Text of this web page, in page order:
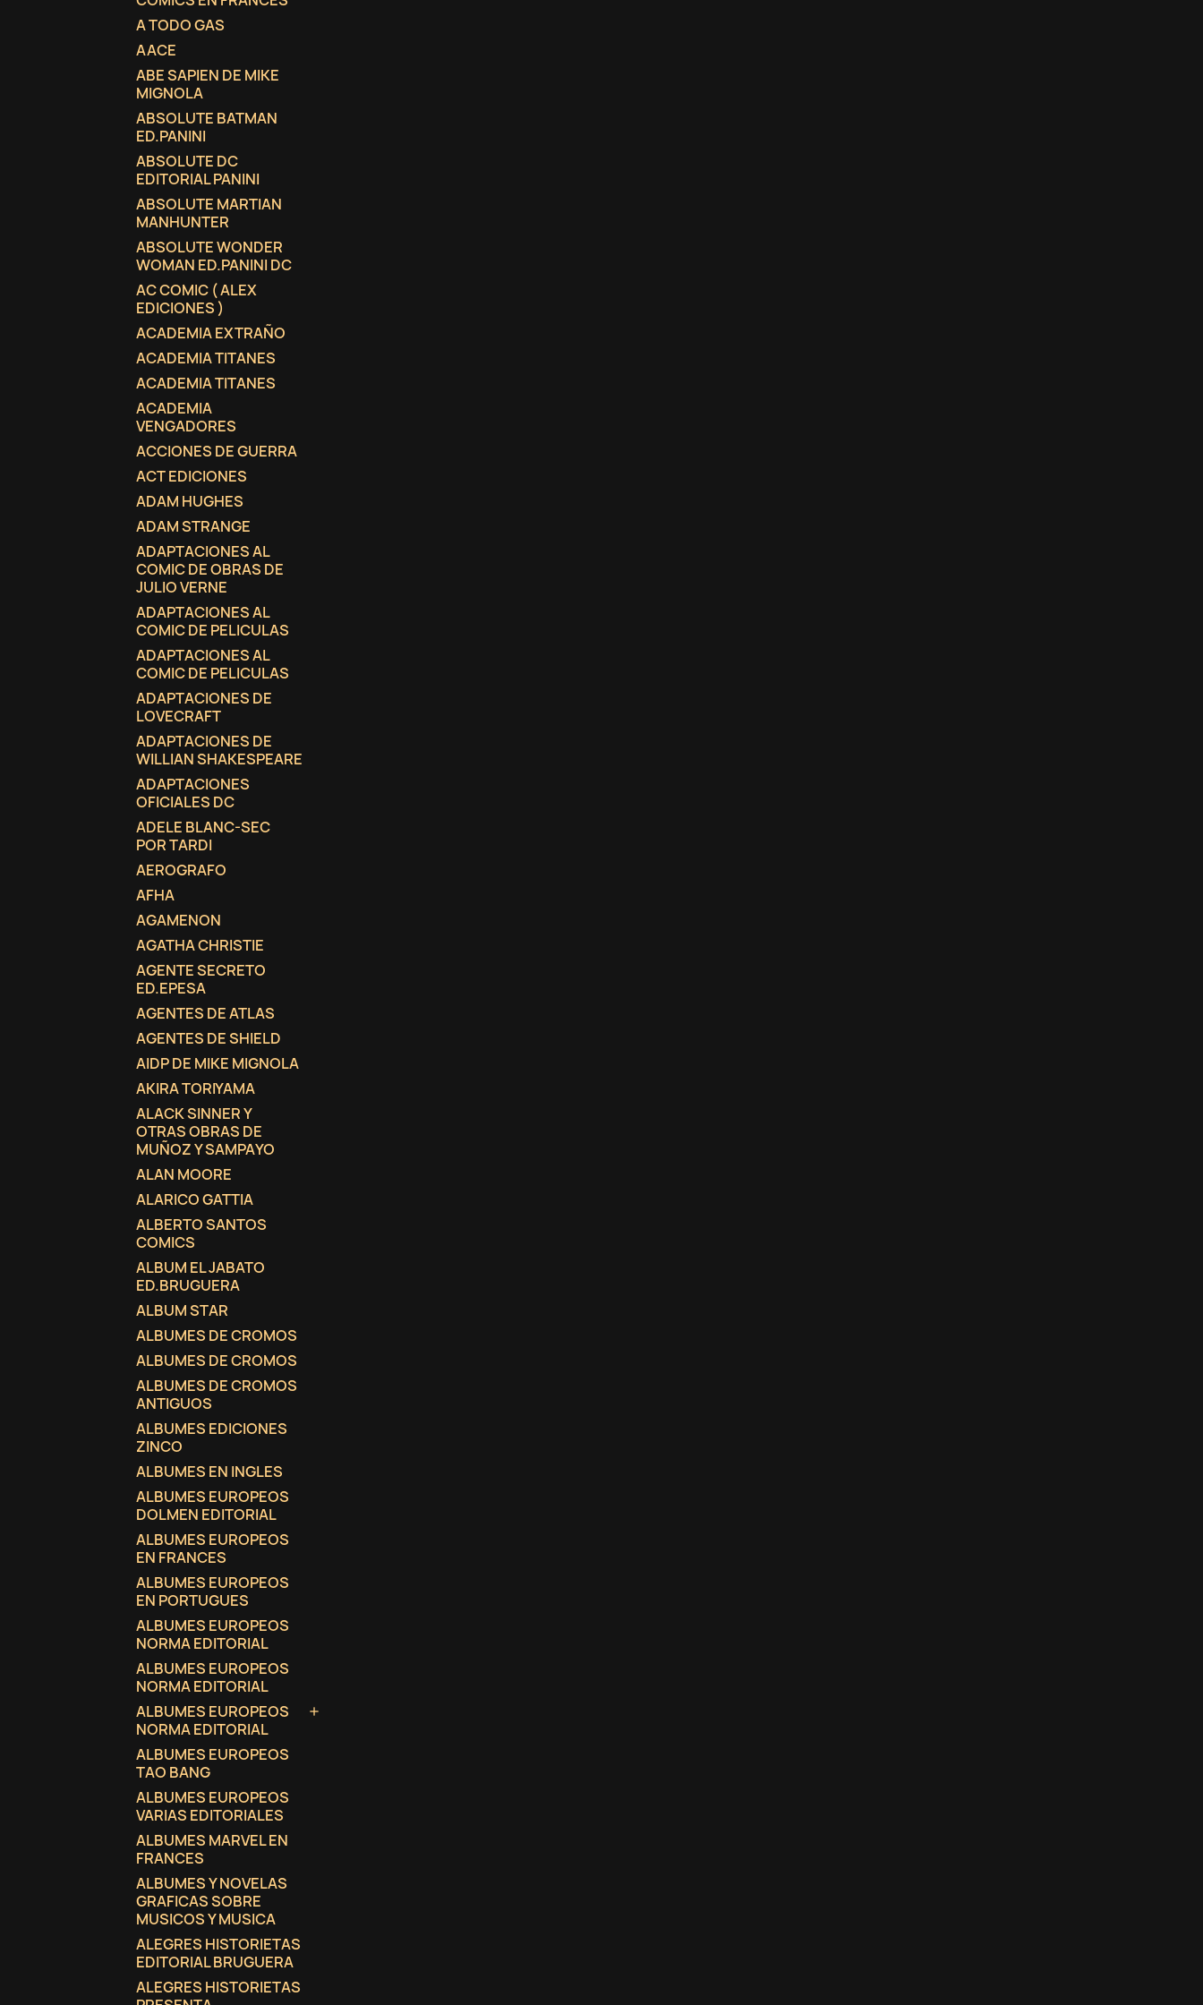
A TODO GAS
AACE
ABE SAPIEN DE MIKE
MIGNOLA
ABSOLUTE BATMAN
ED.PANINI
ABSOLUTE DC
EDITORIAL PANINI
ABSOLUTE MARTIAN
MANHUNTER
ABSOLUTE WONDER
WOMAN ED.PANINI DC
AC COMIC ( ALEX
EDICIONES )
ACADEMIA EXTRAÑO
ACADEMIA TITANES
ACADEMIA TITANES
ACADEMIA
VENGADORES
ACCIONES DE GUERRA
ACT EDICIONES
ADAM HUGHES
ADAM STRANGE
ADAPTACIONES AL
COMIC DE OBRAS DE
JULIO VERNE
ADAPTACIONES AL
COMIC DE PELICULAS
ADAPTACIONES AL
COMIC DE PELICULAS
ADAPTACIONES DE
LOVECRAFT
ADAPTACIONES DE
WILLIAN SHAKESPEARE
ADAPTACIONES
OFICIALES DC
ADELE BLANC-SEC
POR TARDI
AEROGRAFO
AFHA
AGAMENON
AGATHA CHRISTIE
AGENTE SECRETO
ED.EPESA
AGENTES DE ATLAS
AGENTES DE SHIELD
AIDP DE MIKE MIGNOLA
AKIRA TORIYAMA
ALACK SINNER Y
OTRAS OBRAS DE
MUÑOZ Y SAMPAYO
ALAN MOORE
ALARICO GATTIA
ALBERTO SANTOS
COMICS
ALBUM EL JABATO
ED.BRUGUERA
ALBUM STAR
ALBUMES DE CROMOS
ALBUMES DE CROMOS
ALBUMES DE CROMOS
ANTIGUOS
ALBUMES EDICIONES
ZINCO
ALBUMES EN INGLES
ALBUMES EUROPEOS
DOLMEN EDITORIAL
ALBUMES EUROPEOS
EN FRANCES
ALBUMES EUROPEOS
EN PORTUGUES
ALBUMES EUROPEOS
NORMA EDITORIAL
ALBUMES EUROPEOS
NORMA EDITORIAL
ALBUMES EUROPEOS
NORMA EDITORIAL

ALBUMES EUROPEOS
TAO BANG
ALBUMES EUROPEOS
VARIAS EDITORIALES
ALBUMES MARVEL EN
FRANCES
ALBUMES Y NOVELAS
GRAFICAS SOBRE
MUSICOS Y MUSICA
ALEGRES HISTORIETAS
EDITORIAL BRUGUERA
ALEGRES HISTORIETAS